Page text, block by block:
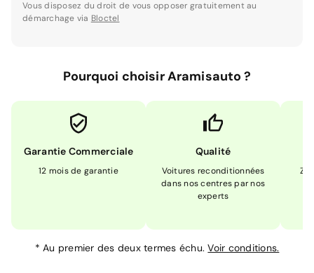
Vous disposez du droit de vous opposer gratuitement au
démarchage via Bloctel
Pourquoi choisir Aramisauto ?
Garantie Commerciale
12 mois de garantie
Qualité
Voitures reconditionnées
dans nos centres par nos
experts
*Au premier des deux termes échu.Voir conditions.